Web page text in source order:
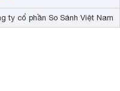
ty cổ phần So Sánh Việt Nam